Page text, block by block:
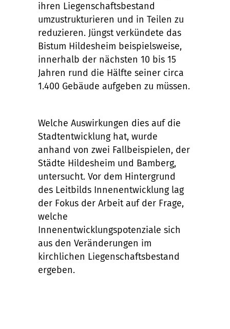
ihren Liegenschaftsbestand
umzustrukturieren und in Teilen zu
reduzieren. Jüngst verkündete das
Bistum Hildesheim beispielsweise,
innerhalb der nächsten 10 bis 15
Jahren rund die Hälfte seiner circa
1.400 Gebäude aufgeben zu müssen.
Welche Auswirkungen dies auf die
Stadtentwicklung hat, wurde
anhand von zwei Fallbeispielen, der
Städte Hildesheim und Bamberg,
untersucht. Vor dem Hintergrund
des Leitbilds Innenentwicklung lag
der Fokus der Arbeit auf der Frage,
welche
Innenentwicklungspotenziale sich
aus den Veränderungen im
kirchlichen Liegenschaftsbestand
ergeben.